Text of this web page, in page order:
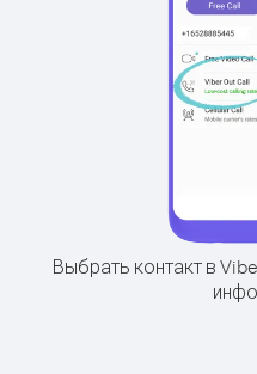
Выбрать контакт в